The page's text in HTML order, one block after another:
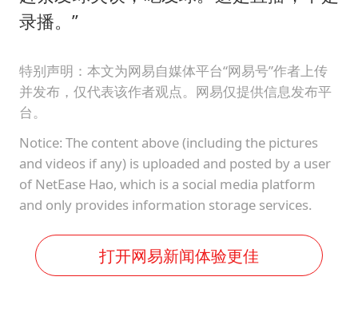
录播。”
特别声明：本文为网易自媒体平台“网易号”作者上传
并发布，仅代表该作者观点。网易仅提供信息发布平
台。
Notice: The content above (including the pictures
and videos if any) is uploaded and posted by a user
of NetEase Hao, which is a social media platform
and only provides information storage services.
打开网易新闻体验更佳